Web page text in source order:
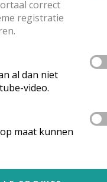
correct
registratie
al dan niet
video.
maat kunnen